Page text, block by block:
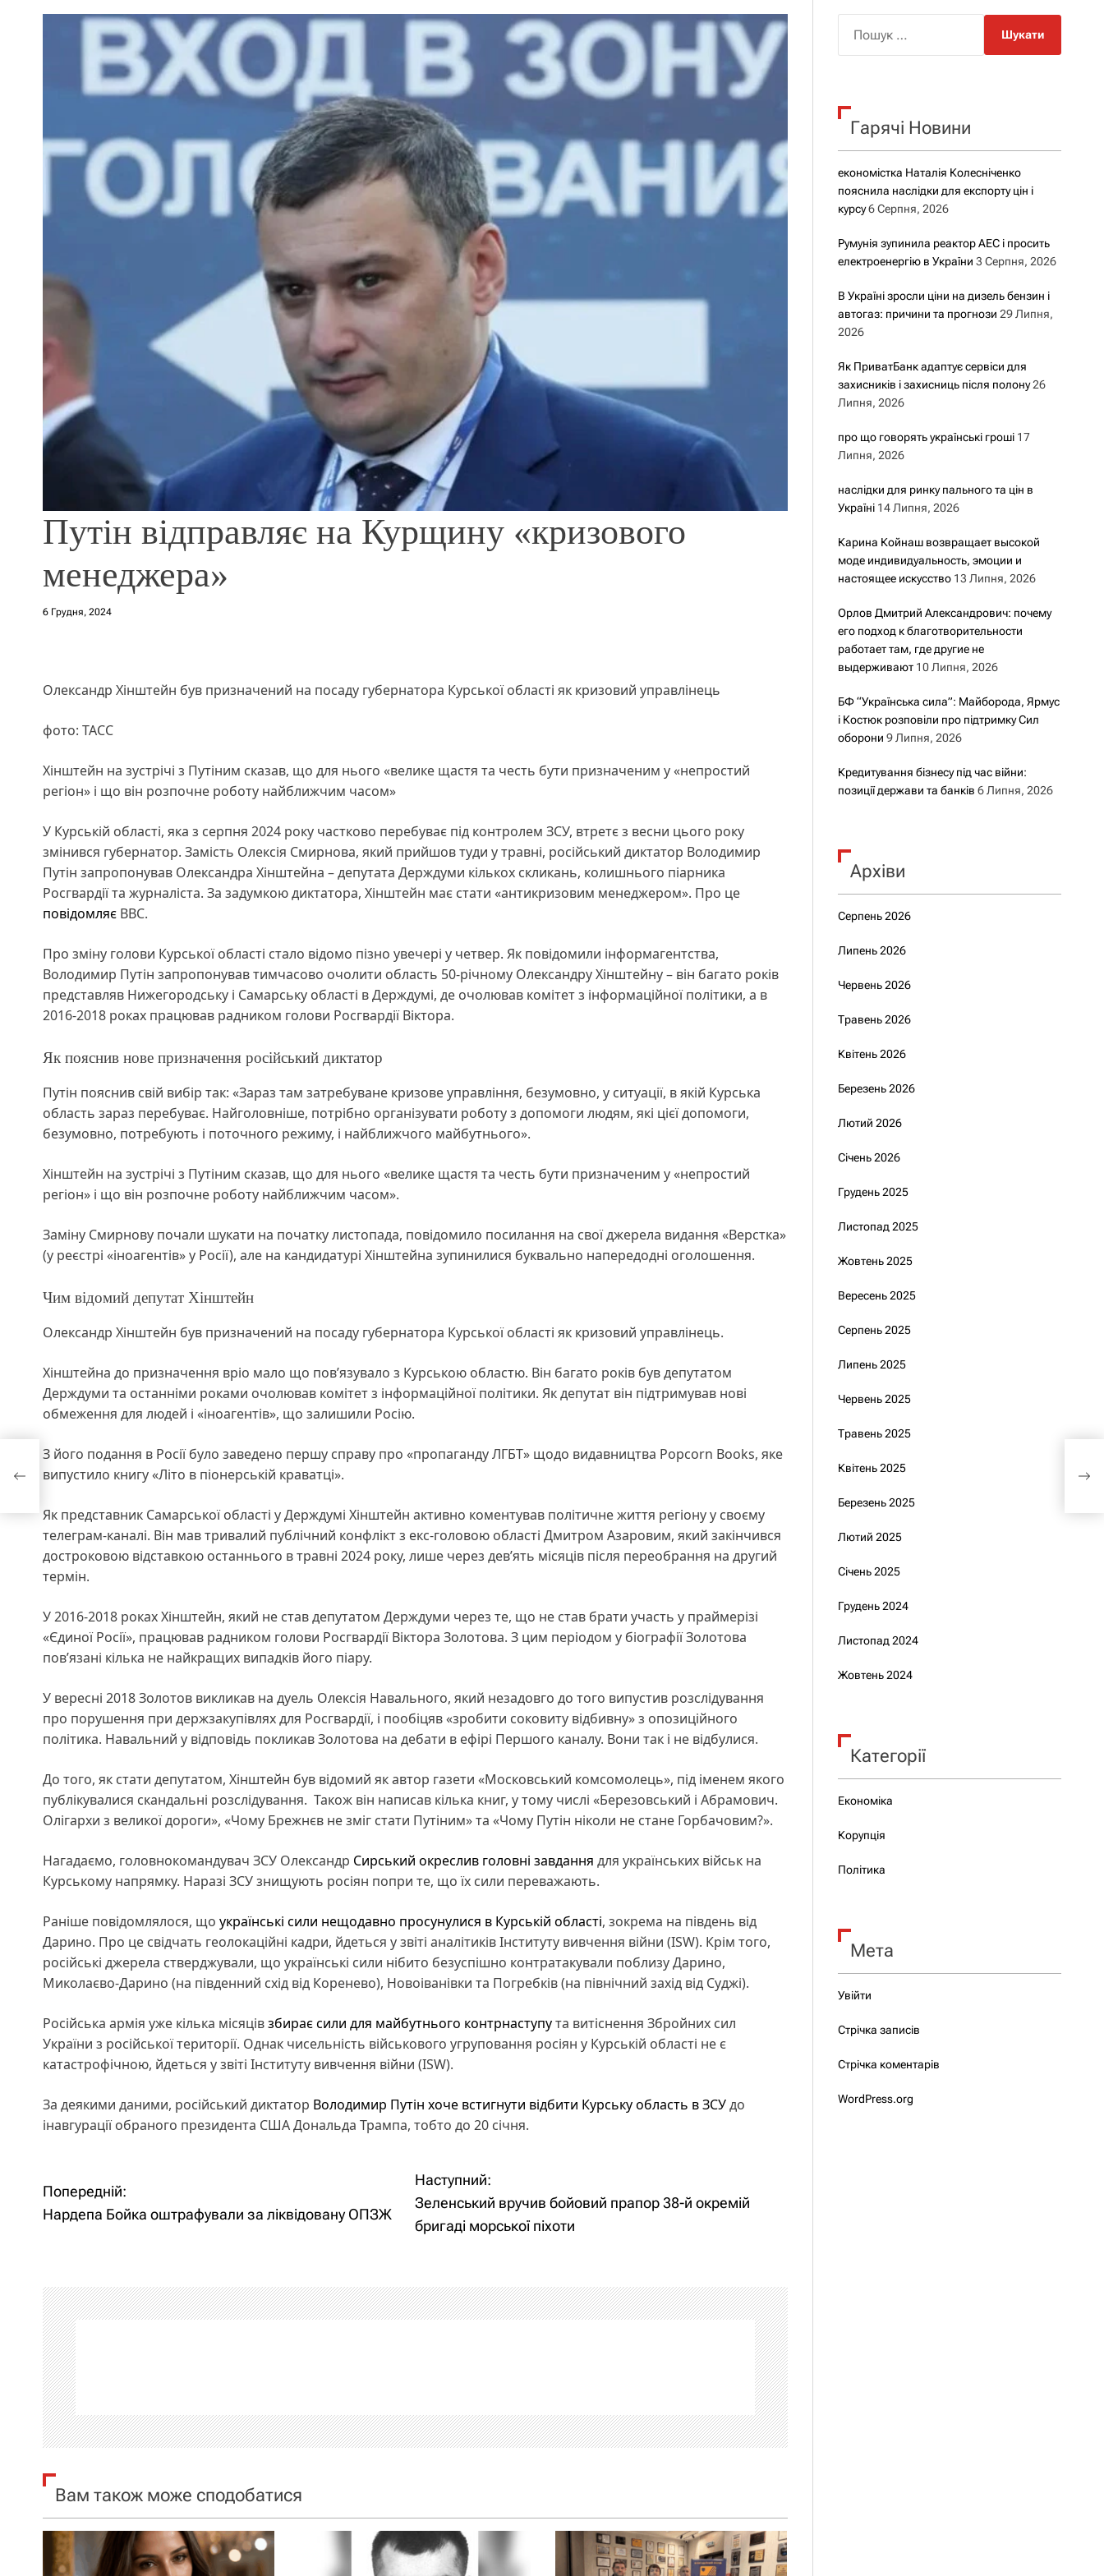
р
о
у
Путін відправляє на Курщину «кризового
менеджера»
6 Грудня, 2024
Олександр Хінштейн був призначений на посаду губернатора Курської області як кризовий управлінець
фото: ТАСС
Хінштейн на зустрічі з Путіним сказав, що для нього «велике щастя та честь бути призначеним у «непростий
регіон» і що він розпочне роботу найближчим часом»
У Курській області, яка з серпня 2024 року частково перебуває під контролем ЗСУ, втретє з весни цього року
змінився губернатор. Замість Олексія Смирнова, який прийшов туди у травні, російський диктатор Володимир
Путін запропонував Олександра Хінштейна – депутата Держдуми кількох скликань, колишнього піарника
Росгвардії та журналіста. За задумкою диктатора, Хінштейн має стати «антикризовим менеджером». Про це
повідомляє ВВС.
Про зміну голови Курської області стало відомо пізно увечері у четвер. Як повідомили інформагентства,
Володимир Путін запропонував тимчасово очолити область 50-річному Олександру Хінштейну – він багато років
представляв Нижегородську і Самарську області в Держдумі, де очолював комітет з інформаційної політики, а в
2016-2018 роках працював радником голови Росгвардії Віктора.
Як пояснив нове призначення російський диктатор
Путін пояснив свій вибір так: «Зараз там затребуване кризове управління, безумовно, у ситуації, в якій Курська
область зараз перебуває. Найголовніше, потрібно організувати роботу з допомоги людям, які цієї допомоги,
безумовно, потребують і поточного режиму, і найближчого майбутнього».
Хінштейн на зустрічі з Путіним сказав, що для нього «велике щастя та честь бути призначеним у «непростий
регіон» і що він розпочне роботу найближчим часом».
Заміну Смирнову почали шукати на початку листопада, повідомило посилання на свої джерела видання «Верстка»
(у реєстрі «іноагентів» у Росії), але на кандидатурі Хінштейна зупинилися буквально напередодні оголошення.
Чим відомий депутат Хінштейн
Олександр Хінштейн був призначений на посаду губернатора Курської області як кризовий управлінець.
Хінштейна до призначення вріо мало що пов’язувало з Курською областю. Він багато років був депутатом
Держдуми та останніми роками очолював комітет з інформаційної політики. Як депутат він підтримував нові
обмеження для людей і «іноагентів», що залишили Росію.
З його подання в Росії було заведено першу справу про «пропаганду ЛГБТ» щодо видавництва Popcorn Books, яке
випустило книгу «Літо в піонерській краватці».
Як представник Самарської області у Держдумі Хінштейн активно коментував політичне життя регіону у своєму
телеграм-каналі. Він мав тривалий публічний конфлікт з екс-головою області Дмитром Азаровим, який закінчився
достроковою відставкою останнього в травні 2024 року, лише через дев’ять місяців після переобрання на другий
термін.
У 2016-2018 роках Хінштейн, який не став депутатом Держдуми через те, що не став брати участь у праймерізі
«Єдиної Росії», працював радником голови Росгвардії Віктора Золотова. З цим періодом у біографії Золотова
пов’язані кілька не найкращих випадків його піару.
У вересні 2018 Золотов викликав на дуель Олексія Навального, який незадовго до того випустив розслідування
про порушення при держзакупівлях для Росгвардії, і пообіцяв «зробити соковиту відбивну» з опозиційного
політика. Навальний у відповідь покликав Золотова на дебати в ефірі Першого каналу. Вони так і не відбулися.
До того, як стати депутатом, Хінштейн був відомий як автор газети «Московський комсомолець», під іменем якого
публікувалися скандальні розслідування. Також він написав кілька книг, у тому числі «Березовський і Абрамович.
Олігархи з великої дороги», «Чому Брежнєв не зміг стати Путіним» та «Чому Путін ніколи не стане Горбачовим?».
Нагадаємо, головнокомандувач ЗСУ Олександр Сирський окреслив головні завдання для українських військ на
Курському напрямку. Наразі ЗСУ знищують росіян попри те, що їх сили переважають.
Раніше повідомлялося, що українські сили нещодавно просунулися в Курській області, зокрема на південь від
Дарино. Про це свідчать геолокаційні кадри, йдеться у звіті аналітиків Інституту вивчення війни (ISW). Крім того,
російські джерела стверджували, що українські сили нібито безуспішно контратакували поблизу Дарино,
Миколаєво-Дарино (на південний схід від Коренево), Новоіванівки та Погребків (на північний захід від Суджі).
Російська армія уже кілька місяцівзбирає сили для майбутнього контрнаступута витіснення Збройних сил
України з російської території. Однак чисельність військового угруповання росіян у Курській області не є
катастрофічною, йдеться у звіті Інституту вивчення війни (ISW).
За деякими даними, російський диктатор Володимир Путін хоче встигнути відбити Курську область в ЗСУдо
інавгурації обраного президента США Дональда Трампа, тобто до 20 січня.
Н
а
і
г
а
ц
і
я
а
Попередній:
Нардепа Бойка оштрафували за ліквідовану ОПЗЖ
Наступний:
Зеленський вручив бойовий прапор 38-й окремій
бригаді морської піхоти
Вам також може сподобатися
к
Гарячі Новини
економістка Наталія Колесніченко
пояснила наслідки для експорту цін і
курсу 6 Серпня, 2026
Румунія зупинила реактор АЕС і просить
електроенергію в України 3 Серпня, 2026
В Україні зросли ціни на дизель бензин і
автогаз: причини та прогнози 29 Липня,
2026
Як ПриватБанк адаптує сервіси для
захисників і захисниць після полону 26
Липня, 2026
про що говорять українські гроші 17
Липня, 2026
наслідки для ринку пального та цін в
Україні 14 Липня, 2026
Карина Койнаш возвращает высокой
моде индивидуальность, эмоции и
настоящее искусство 13 Липня, 2026
Орлов Дмитрий Александрович: почему
его подход к благотворительности
работает там, где другие не
выдерживают 10 Липня, 2026
БФ “Українська сила”: Майборода, Ярмус
і Костюк розповіли про підтримку Сил
оборони 9 Липня, 2026
Кредитування бізнесу під час війни:
позиції держави та банків 6 Липня, 2026
Архіви
Серпень 2026
Липень 2026
Червень 2026
Травень 2026
Квітень 2026
Березень 2026
Лютий 2026
Січень 2026
Грудень 2025
Листопад 2025
Жовтень 2025
Вересень 2025
Серпень 2025
Липень 2025
Червень 2025
Травень 2025
Квітень 2025
Березень 2025
Лютий 2025
Січень 2025
Грудень 2024
Листопад 2024
Жовтень 2024
Категорії
Економіка
Корупція
Політика
Мета
Увійти
Стрічка записів
Стрічка коментарів
WordPress.org
38-